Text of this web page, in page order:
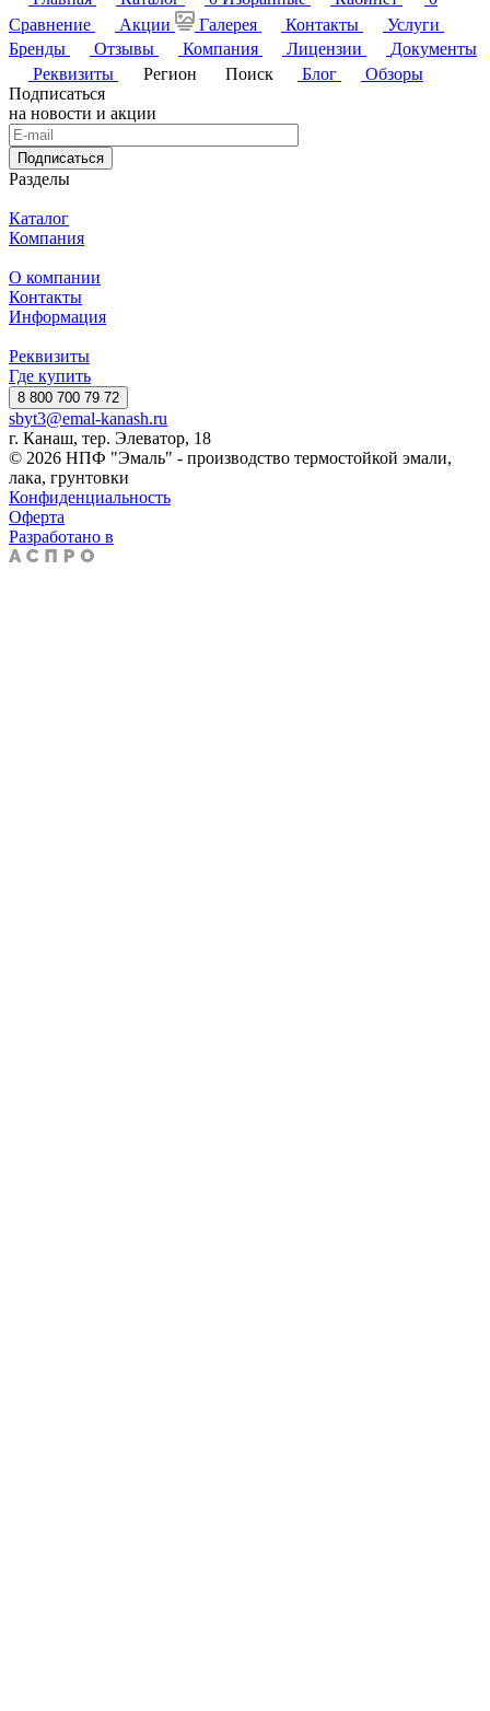
Сравнение
Акции Галерея Контакты
Услуги
Бренды
Отзывы Компания Лицензии
Документы
Реквизиты
Регион Поиск Блог
Обзоры
Подписаться
на новости и акции
Подписаться
Разделы
Каталог
Компания
О компании
Контакты
Информация
Реквизиты
Где купить
8 800 700 79 72
sbyt3@emal-kanash.ru
г. Канаш, тер. Элеватор, 18
© 2026 НПФ "Эмаль" - производство термостойкой эмали,
лака, грунтовки
Конфиденциальность
Оферта
Разработано в